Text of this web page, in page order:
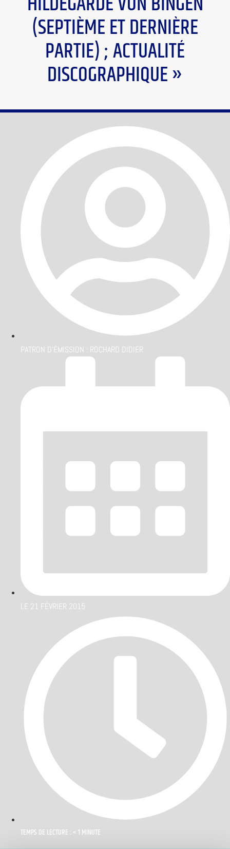
(SEPTIÈME ET DERNIÈRE
PARTIE) ; ACTUALITÉ
DISCOGRAPHIQUE »
PATRON D'ÉMISSION : ROCHARD DIDIER
LE 21 FÉVRIER 2015
TEMPS DE LECTURE : < 1 MINUTE